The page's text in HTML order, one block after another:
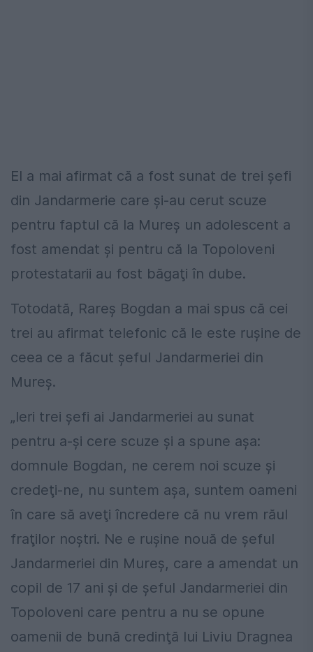
El a mai afirmat că a fost sunat de trei şefi
din Jandarmerie care şi-au cerut scuze
pentru faptul că la Mureş un adolescent a
fost amendat şi pentru că la Topoloveni
protestatarii au fost băgaţi în dube.
Totodată, Rareş Bogdan a mai spus că cei
trei au afirmat telefonic că le este ruşine de
ceea ce a făcut şeful Jandarmeriei din
Mureş.
„Ieri trei şefi ai Jandarmeriei au sunat
pentru a-şi cere scuze şi a spune aşa:
domnule Bogdan, ne cerem noi scuze şi
credeţi-ne, nu suntem aşa, suntem oameni
în care să aveţi încredere că nu vrem răul
fraţilor noştri. Ne e ruşine nouă de şeful
Jandarmeriei din Mureş, care a amendat un
copil de 17 ani şi de şeful Jandarmeriei din
Topoloveni care pentru a nu se opune
oamenii de bună credinţă lui Liviu Dragnea